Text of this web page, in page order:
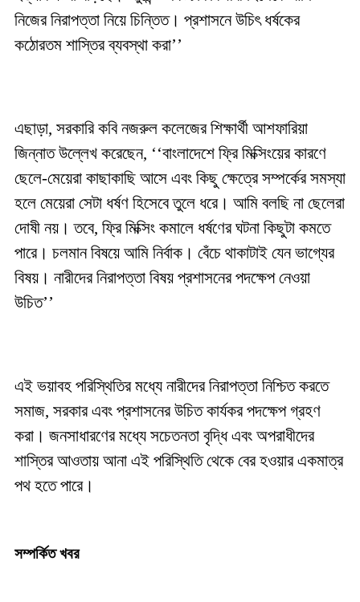
নিজের নিরাপত্তা নিয়ে চিন্তিত। প্রশাসনে উচিৎ ধর্ষকের
কঠোরতম শাস্তির ব্যবস্থা করা’’
এছাড়া, সরকারি কবি নজরুল কলেজের শিক্ষার্থী আশফারিয়া
জিন্নাত উল্লেখ করেছেন, ‘‘বাংলাদেশে ফ্রি মিক্সিংয়ের কারণে
ছেলে-মেয়েরা কাছাকাছি আসে এবং কিছু ক্ষেত্রে সম্পর্কের সমস্যা
হলে মেয়েরা সেটা ধর্ষণ হিসেবে তুলে ধরে। আমি বলছি না ছেলেরা
দোষী নয়। তবে, ফ্রি মিক্সিং কমালে ধর্ষণের ঘটনা কিছুটা কমতে
পারে। চলমান বিষয়ে আমি নির্বাক। বেঁচে থাকাটাই যেন ভাগ্যের
বিষয়। নারীদের নিরাপত্তা বিষয় প্রশাসনের পদক্ষেপ নেওয়া
উচিত’’
এই ভয়াবহ পরিস্থিতির মধ্যে নারীদের নিরাপত্তা নিশ্চিত করতে
সমাজ, সরকার এবং প্রশাসনের উচিত কার্যকর পদক্ষেপ গ্রহণ
করা। জনসাধারণের মধ্যে সচেতনতা বৃদ্ধি এবং অপরাধীদের
শাস্তির আওতায় আনা এই পরিস্থিতি থেকে বের হওয়ার একমাত্র
পথ হতে পারে।
সম্পর্কিত খবর